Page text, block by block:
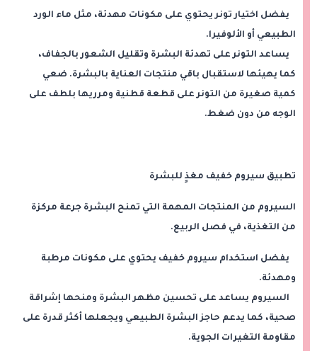
يفضل اختيار تونر يحتوي على مكونات مهدئة، مثل ماء الورد
الطبيعي أو الألوفيرا.
يساعد التونر على تهدئة البشرة وتقليل الشعور بالجفاف،
كما يهيئها لاستقبال باقي منتجات العناية بالبشرة. ضعي
كمية صغيرة من التونر على قطعة قطنية ومرريها بلطف على
الوجه من دون ضغط.
تطبيق سيروم خفيف مغذٍ للبشرة
السيروم من المنتجات المهمة التي تمنح البشرة جرعة مركزة
من التغذية، في فصل الربيع.
يفضل استخدام سيروم خفيف يحتوي على مكونات مرطبة
ومهدئة.
السيروم يساعد على تحسين مظهر البشرة ومنحها إشراقة
صحية، كما يدعم حاجز البشرة الطبيعي ويجعلها أكثر قدرة على
مقاومة التغيرات الجوية.